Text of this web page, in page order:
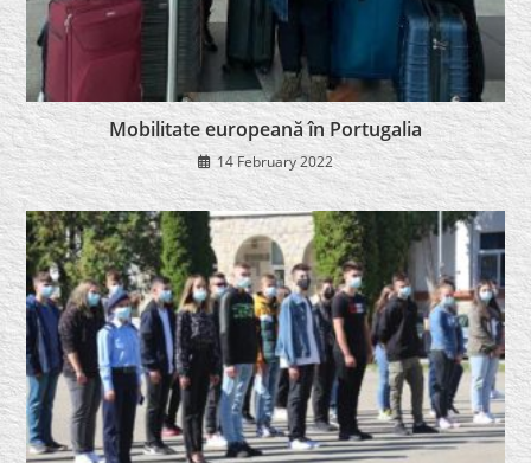
Mobilitate europeană în Portugalia
14 February 2022